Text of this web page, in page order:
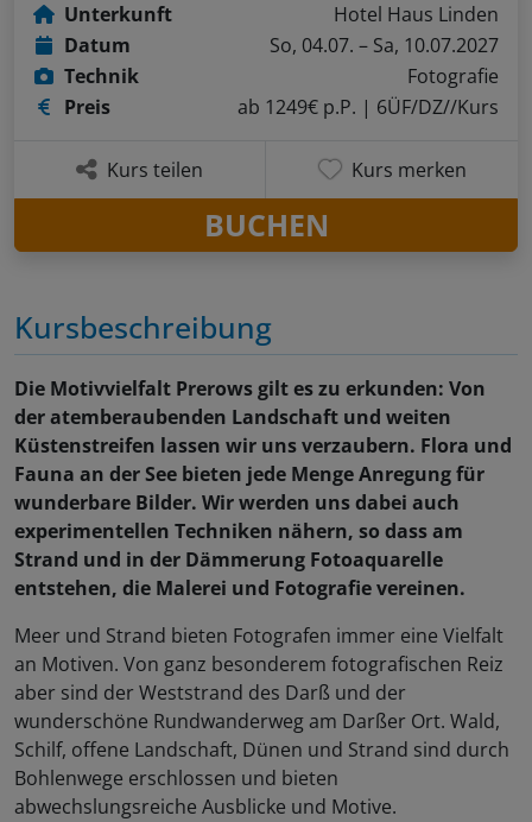
Kursbeschreibung
Die Motivvielfalt Prerows gilt es zu erkunden: Von
der atemberaubenden Landschaft und weiten
Küstenstreifen lassen wir uns verzaubern. Flora und
Fauna an der See bieten jede Menge Anregung für
wunderbare Bilder. Wir werden uns dabei auch
experimentellen Techniken nähern, so dass am
Strand und in der Dämmerung Fotoaquarelle
entstehen, die Malerei und Fotografie vereinen.
Meer und Strand bieten Fotografen immer eine Vielfalt
an Motiven. Von ganz besonderem fotografischen Reiz
aber sind der Weststrand des Darß und der
wunderschöne Rundwanderweg am Darßer Ort. Wald,
Schilf, offene Landschaft, Dünen und Strand sind durch
Bohlenwege erschlossen und bieten
abwechslungsreiche Ausblicke und Motive.
Unterkunft
Hotel Haus Linden
Datum
So, 04.07. – Sa, 10.07.2027
Technik
Fotografie
Preis
ab 1249€ p.P. | 6ÜF/DZ//Kurs
Kurs teilen Kurs merken
BUCHEN